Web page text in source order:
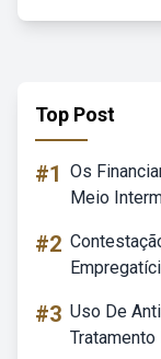
Top Post
#1 Os
Meio
#2
#3 Uso De